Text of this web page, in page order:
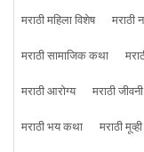
मराठी महिला विशेष
मराठी
मराठी सामाजिक कथा
मराठी आरोग्य
मराठी जीवनी
मराठी भय कथा
मराठी